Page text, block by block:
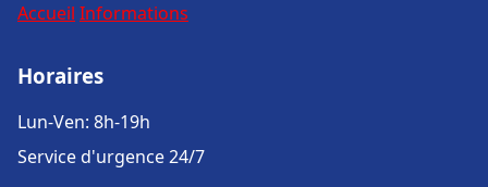
Accueil Informations
Horaires
Lun-Ven: 8h-19h
Service d'urgence 24/7